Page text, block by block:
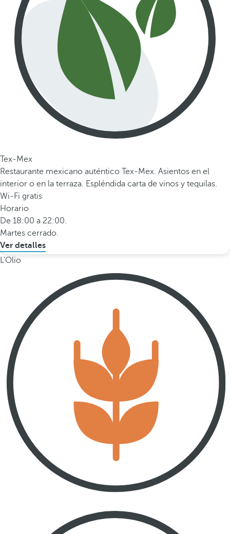
Tex-Mex
Restaurante mexicano auténtico Tex-Mex. Asientos en el
interior o en la terraza. Espléndida carta de vinos y tequilas.
Wi-Fi gratis
Horario
De 18:00 a 22:00.
Martes cerrado.
Ver detalles
L'Olio